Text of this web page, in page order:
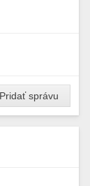
Pridať správu